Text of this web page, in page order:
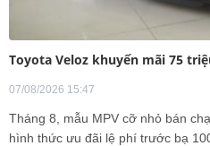
Toyota Veloz khuyến mãi 75
07/08/2026 15:47
Tháng 8, mẫu MPV cỡ nhỏ bán
hình thức ưu đãi lệ phí trước bạ